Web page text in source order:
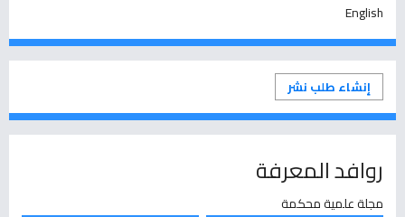
English
إنشاء طلب نشر
روافد المعرفة
مجلة علمية محكمة